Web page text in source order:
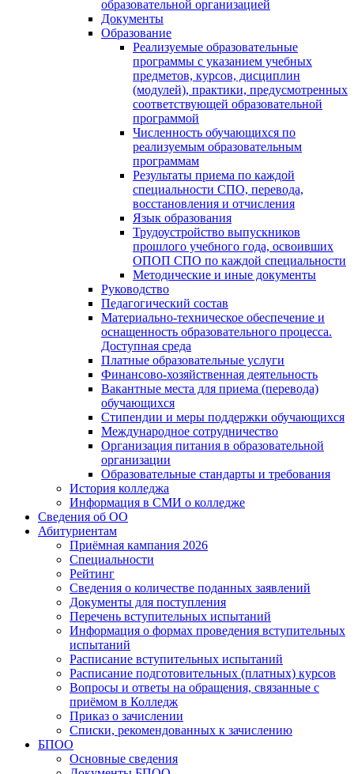
образовательной организацией
Документы
Образование
Реализуемые образовательные
программы с указанием учебных
предметов, курсов, дисциплин
(модулей), практики, предусмотренных
соответствующей образовательной
программой
Численность обучающихся по
реализуемым образовательным
программам
Результаты приема по каждой
специальности СПО, перевода,
восстановления и отчисления
Язык образования
Трудоустройство выпускников
прошлого учебного года, освоивших
ОПОП СПО по каждой специальности
Методические и иные документы
Руководство
Педагогический состав
Материально-техническое обеспечение и
оснащенность образовательного процесса.
Доступная среда
Платные образовательные услуги
Финансово-хозяйственная деятельность
Вакантные места для приема (перевода)
обучающихся
Стипендии и меры поддержки обучающихся
Международное сотрудничество
Организация питания в образовательной
организации
Образовательные стандарты и требования
История колледжа
Информация в СМИ о колледже
Сведения об ОО
Абитуриентам
Приёмная кампания 2026
Специальности
Рейтинг
Сведения о количестве поданных заявлений
Документы для поступления
Перечень вступительных испытаний
Информация о формах проведения вступительных
испытаний
Расписание вступительных испытаний
Расписание подготовительных (платных) курсов
Вопросы и ответы на обращения, связанные с
приёмом в Колледж
Приказ о зачислении
Списки, рекомендованных к зачислению
БПОО
Основные сведения